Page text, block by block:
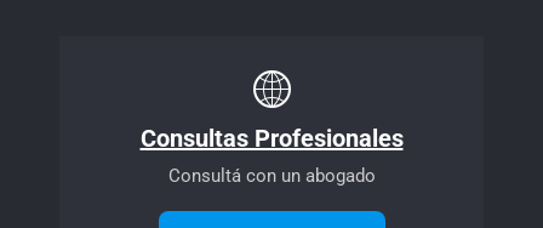
Consultas Profesionales
Consultá con un abogado